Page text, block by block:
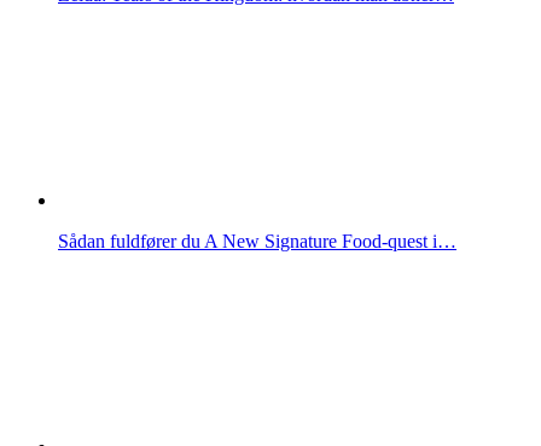
Sådan fuldfører du A New Signature Food-quest i…